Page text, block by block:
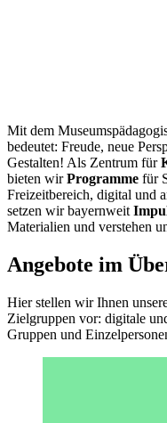
Mit dem
bedeutet: Freude, neue
Gestalten! Als Zentrum für
bieten wirProgramme für
Freizeitbereich, digital und
setzen wir bayernweit
Materialien und verstehen
Angebote im
Hier stellen wir Ihnen
Zielgruppen vor: digitale
Gruppen und